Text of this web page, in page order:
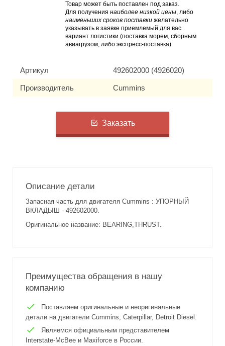
Товар может быть поставлен под заказ.
Для получения наиболее низкой цены, либо
наименьших сроков поставки желательно
указывать в заявке приемлемый для вас
вариант логистики (поставка морем, сборным
авиагрузом, либо экспресс-поставка).
Артикул 492602000 (4926020)
Производитель Cummins
Заказать
Описание детали
Запасная часть для двигателя Cummins : УПОРНЫЙ
ВКЛАДЫШ - 492602000.
Оригинальное название: BEARING,THRUST.
Преимущества обращения в нашу
компанию
Поставляем оригинальные и неоригинальные
детали на двигатели Cummins, Caterpillar, Detroit Diesel.
Являемся официальным представителем
Interstate-McBee и Maxiforce в России.